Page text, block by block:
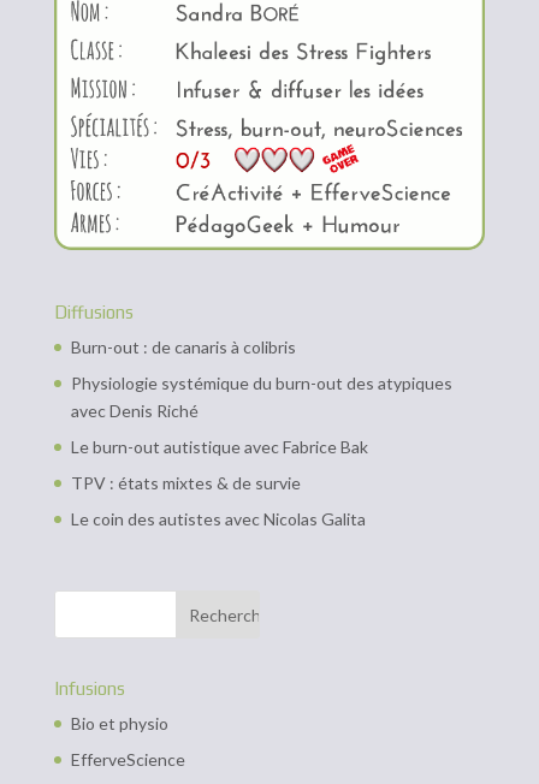
Diffusions
Burn-out : de canaris à colibris
Physiologie systémique du burn-out des atypiques
avec Denis Riché
Le burn-out autistique avec Fabrice Bak
TPV : états mixtes & de survie
Le coin des autistes avec Nicolas Galita
Infusions
Bio et physio
EfferveScience